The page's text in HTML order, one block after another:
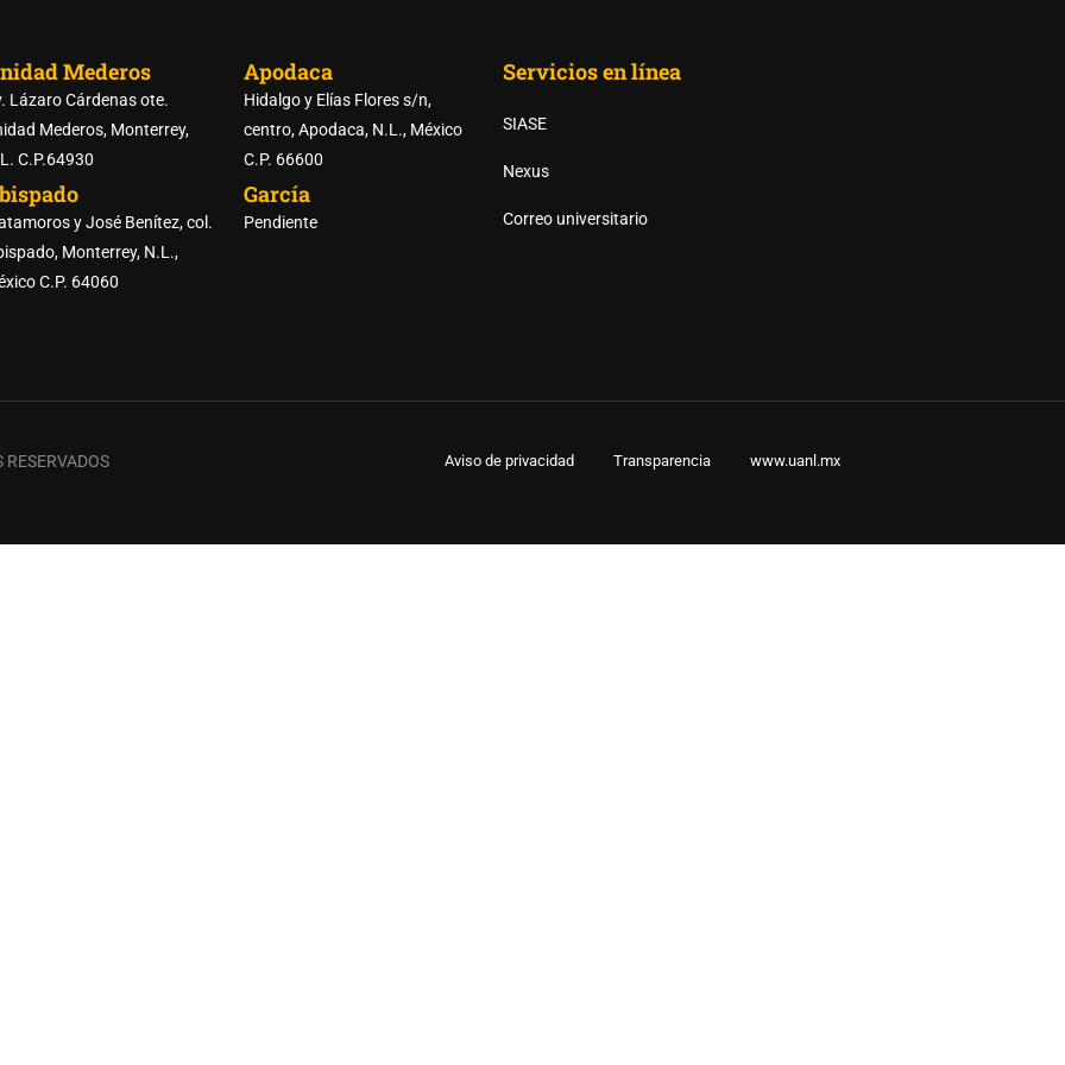
Mederos
Lázaro Cárdenas ote.
Mederos, Monterrey,
C.P.64930
y José Benítez, col.
Monterrey, N.L.,
C.P. 64060
Apodaca
Hidalgo y Elías Flores s/n,
centro, Apodaca, N.L., México
C.P. 66600
García
Pendiente
Servicios en línea
SIASE
Nexus
Correo universitario
Aviso de privacidad Transparencia www.uanl.mx
DE LAS PREPARATORIAS UANL?